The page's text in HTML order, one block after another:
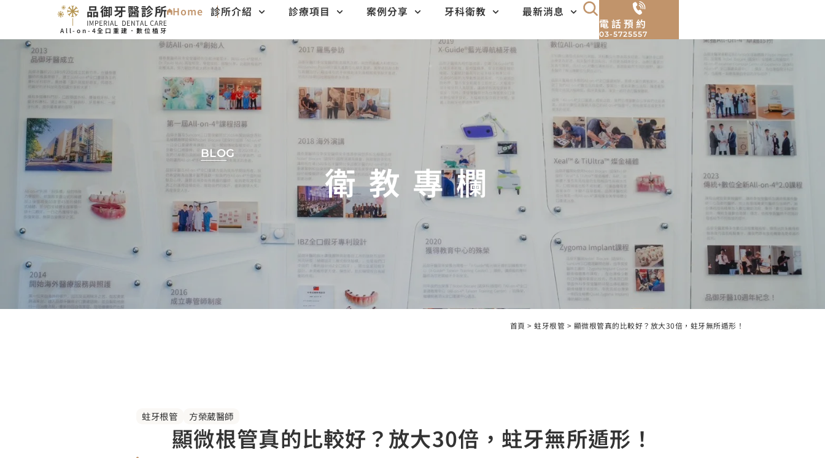
All-on-4全口重建．數位植牙
Home 診所介紹 診療項目 案例分享 牙科衛教
最新消息
電話預約
03-5725557
BLOG
衛教專欄
首頁 > 蛀牙根管 > 顯微根管真的比較好？放大30倍，蛀牙無所遁形！
蛀牙根管 方榮葳醫師
顯微根管真的比較好？放大30倍，蛀牙無所遁形！